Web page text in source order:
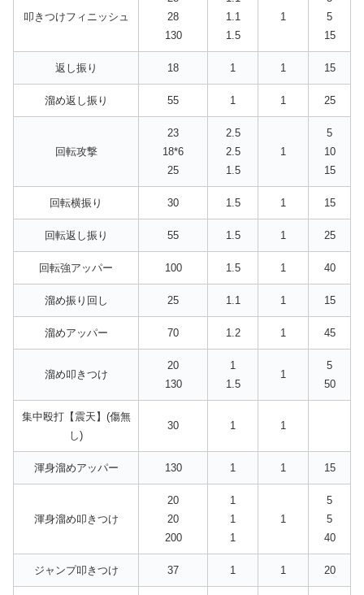
叩きつけフィニッシュ
28
130
1.1
1.5
1
5
15
返し振り 18 1 1 15
溜め返し振り 55 1 1 25
回転攻撃
23
18*6
25
2.5
2.5
1.5
1
5
10
15
回転横振り 30 1.5 1 15
回転返し振り 55 1.5 1 25
回転強アッパー 100 1.5 1 40
溜め振り回し 25 1.1 1 15
溜めアッパー 70 1.2 1 45
溜め叩きつけ
20
130
1
1.5
1
5
50
集中殴打【震天】(傷無
し)
30 1 1
渾身溜めアッパー 130 1 1 15
渾身溜め叩きつけ
20
20
200
1
1
1
1
5
5
40
ジャンプ叩きつけ 37 1 1 20